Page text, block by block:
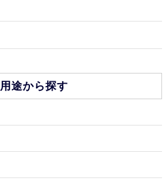
用途から探す